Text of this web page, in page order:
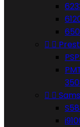
 
 